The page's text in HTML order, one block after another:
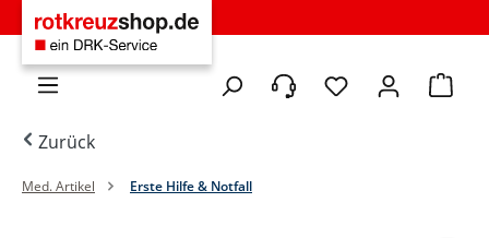
Zum Hauptinhalt springen
Du hast 0
Zurück
Med. Artikel Erste Hilfe & Notfall